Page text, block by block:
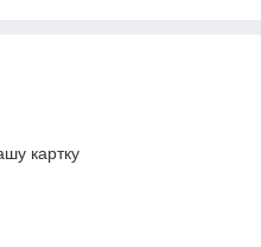
картку